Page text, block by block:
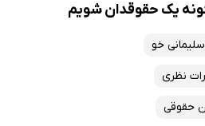
تازه‌ها
داغ‌ترین‌ها
یک حقوقدان شویم
سلیمانی خو
نظری
حقوقی